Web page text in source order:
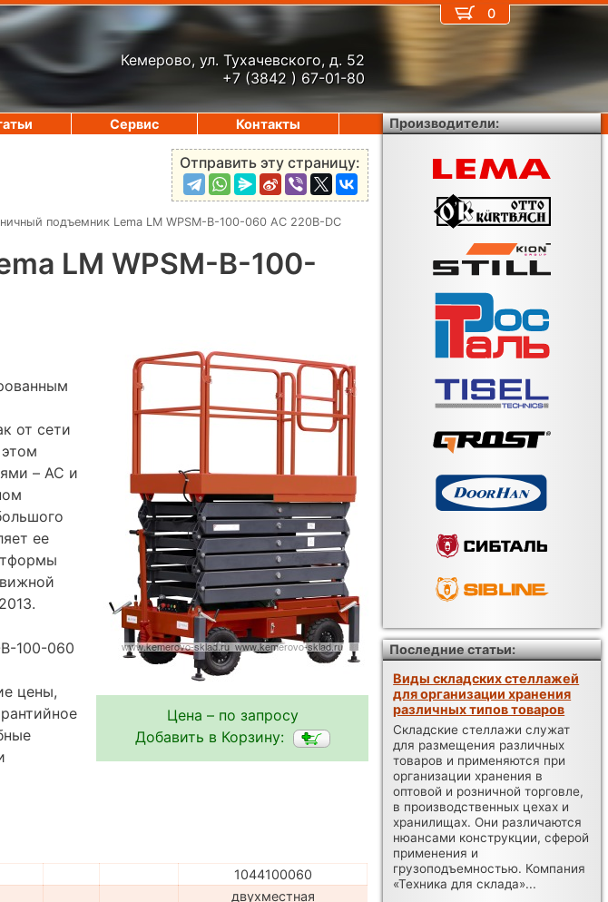
Кемерово, ул. Тухачевского, д. 52
+7 (3842 ) 67-01-80
Отправить эту страницу:
подъемник Lema LM WPSM-B-100-060 AC 220В-DC
LM WPSM-B-100-
Цена – по запросу
Добавить в Корзину:
от сети
– AC и
ее
100-060
цены,
1044100060
двухместная
0
Сервис Контакты Производители:
Последние статьи:
Виды складских стеллажей
для организации хранения
различных типов товаров
Складские стеллажи служат
для размещения различных
товаров и применяются при
организации хранения в
оптовой и розничной торговле,
в производственных цехах и
хранилищах. Они различаются
нюансами конструкции, сферой
применения и
грузоподъемностью. Компания
«Техника для склада»...